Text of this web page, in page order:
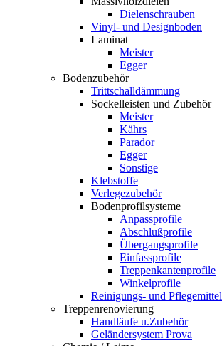
Dielenschrauben
Vinyl- und Designboden
Laminat
Meister
Egger
Bodenzubehör
Trittschalldämmung
Sockelleisten und Zubehör
Meister
Kährs
Parador
Egger
Sonstige
Klebstoffe
Verlegezubehör
Bodenprofilsysteme
Anpassprofile
Abschlußprofile
Übergangsprofile
Einfassprofile
Treppenkantenprofile
Winkelprofile
Reinigungs- und Pflegemittel
Treppenrenovierung
Handläufe u.Zubehör
Geländersystem Prova